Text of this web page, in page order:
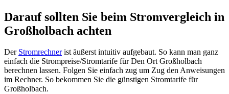
Darauf sollten Sie beim Stromvergleich in
Großholbach achten
Der Stromrechnerist äußerst intuitiv aufgebaut. So kann man ganz
einfach die Strompreise/Stromtarife für Den Ort Großholbach
berechnen lassen. Folgen Sie einfach zug um Zug den Anweisungen
im Rechner. So bekommen Sie die günstigen Stromtarife für
Großholbach.